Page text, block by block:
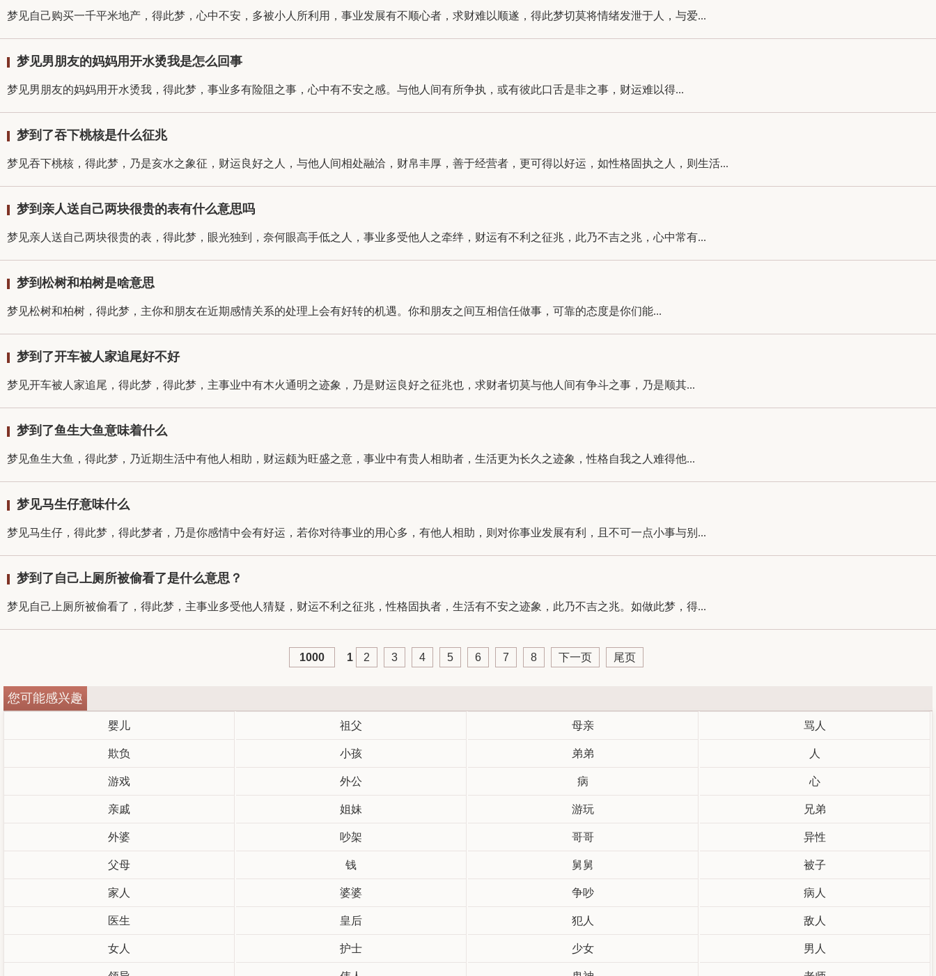
梦见自己购买一千平米地产，得此梦，心中不安，多被小人所利用，事业发展有不顺心者，求财难以顺遂，得此梦切莫将情绪发泄于人，与爱...
梦见男朋友的妈妈用开水烫我是怎么回事
梦见男朋友的妈妈用开水烫我，得此梦，事业多有险阻之事，心中有不安之感。与他人间有所争执，或有彼此口舌是非之事，财运难以得...
梦到了吞下桃核是什么征兆
梦见吞下桃核，得此梦，乃是亥水之象征，财运良好之人，与他人间相处融洽，财帛丰厚，善于经营者，更可得以好运，如性格固执之人，则生活...
梦到亲人送自己两块很贵的表有什么意思吗
梦见亲人送自己两块很贵的表，得此梦，眼光独到，奈何眼高手低之人，事业多受他人之牵绊，财运有不利之征兆，此乃不吉之兆，心中常有...
梦到松树和柏树是啥意思
梦见松树和柏树，得此梦，主你和朋友在近期感情关系的处理上会有好转的机遇。你和朋友之间互相信任做事，可靠的态度是你们能...
梦到了开车被人家追尾好不好
梦见开车被人家追尾，得此梦，得此梦，主事业中有木火通明之迹象，乃是财运良好之征兆也，求财者切莫与他人间有争斗之事，乃是顺其...
梦到了鱼生大鱼意味着什么
梦见鱼生大鱼，得此梦，乃近期生活中有他人相助，财运颇为旺盛之意，事业中有贵人相助者，生活更为长久之迹象，性格自我之人难得他...
梦见马生仔意味什么
梦见马生仔，得此梦，得此梦者，乃是你感情中会有好运，若你对待事业的用心多，有他人相助，则对你事业发展有利，且不可一点小事与别...
梦到了自己上厕所被偷看了是什么意思？
梦见自己上厕所被偷看了，得此梦，主事业多受他人猜疑，财运不利之征兆，性格固执者，生活有不安之迹象，此乃不吉之兆。如做此梦，得...
1000 1 2 3 4 5 6 7 8 下一页 尾页
您可能感兴趣
婴儿 祖父 母亲 骂人
欺负 小孩 弟弟 人
游戏 外公 病 心
亲戚 姐妹 游玩 兄弟
外婆 吵架 哥哥 异性
父母 钱 舅舅 被子
家人 婆婆 争吵 病人
医生 皇后 犯人 敌人
女人 护士 少女 男人